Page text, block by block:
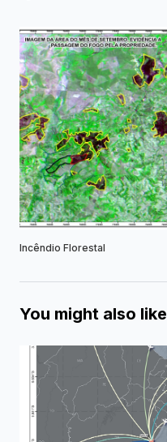
Incêndio Florestal
You might also like